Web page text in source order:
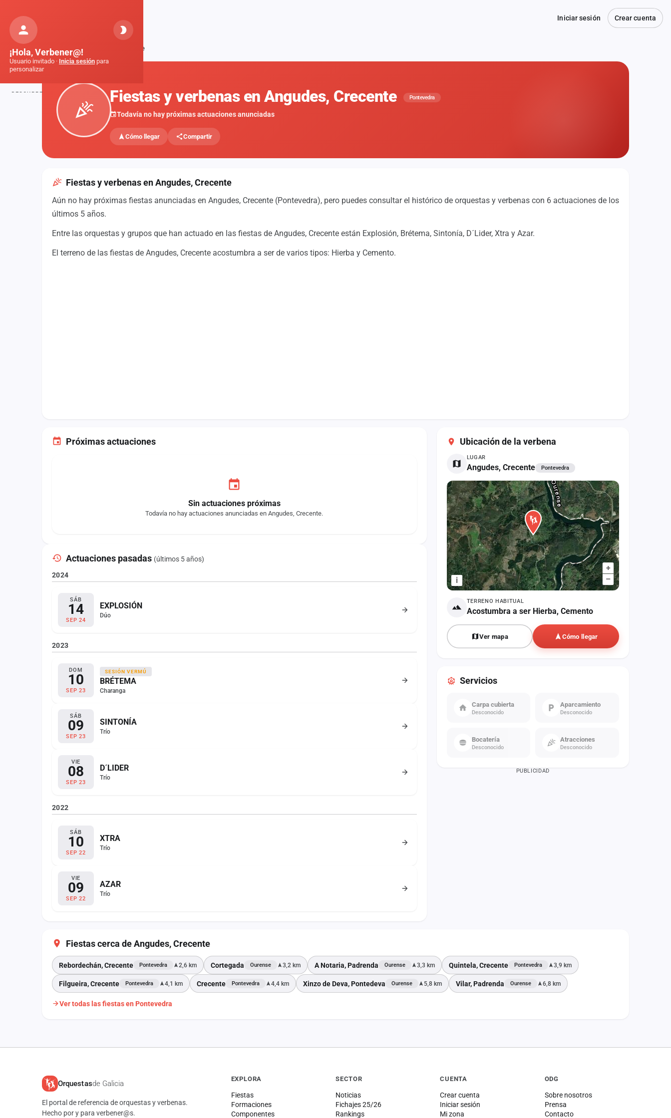
Iniciar sesión Crear cuenta
Inicio Fiestas Angudes, Crecente
Fiestas y verbenas en Angudes, Crecente Pontevedra
Todavía no hay próximas actuaciones anunciadas
Cómo llegar Compartir
Fiestas y verbenas en Angudes, Crecente
Aún no hay próximas fiestas anunciadas en Angudes, Crecente (Pontevedra), pero puedes consultar el histórico de orquestas y verbenas con 6 actuaciones de los
últimos 5 años.
Entre las orquestas y grupos que han actuado en las fiestas de Angudes, Crecente están Explosión, Brétema, Sintonía, D´Lider, Xtra y Azar.
El terreno de las fiestas de Angudes, Crecente acostumbra a ser de varios tipos: Hierba y Cemento.
Próximas actuaciones
Sin actuaciones próximas
Todavía no hay actuaciones anunciadas en Angudes, Crecente.
Actuaciones pasadas (últimos 5 años)
2024
SÁB
14
SEP 24
EXPLOSIÓN
Dúo
2023
DOM
10
SEP 23
SESIÓN VERMÚ
BRÉTEMA
Charanga
SÁB
09
SEP 23
SINTONÍA
Trío
VIE
08
SEP 23
D´LIDER
Trío
2022
SÁB
10
SEP 22
XTRA
Trío
VIE
09
SEP 22
AZAR
Trío
Ubicación de la verbena
LUGAR
Angudes, Crecente Pontevedra
+
–
i
TERRENO HABITUAL
Acostumbra a ser Hierba, Cemento
Ver mapa Cómo llegar
Servicios
Carpa cubierta
Desconocido
Aparcamiento
Desconocido
Bocatería
Desconocido
Atracciones
Desconocido
PUBLICIDAD
Fiestas cerca de Angudes, Crecente
Rebordechán, Crecente Pontevedra 2,6 km Cortegada Ourense 3,2 km A Notaria, Padrenda Ourense 3,3 km Quintela, Crecente Pontevedra 3,9 km
Filgueira, Crecente Pontevedra 4,1 km Crecente Pontevedra 4,4 km Xinzo de Deva, Pontedeva Ourense 5,8 km Vilar, Padrenda Ourense 6,8 km
Ver todas las fiestas en Pontevedra
Orquestasde Galicia
El portal de referencia de orquestas y verbenas.
Hecho por y para verbener@s.
EXPLORA
Fiestas
Formaciones
Componentes
SECTOR
Noticias
Fichajes 25/26
Rankings
CUENTA
Crear cuenta
Iniciar sesión
Mi zona
ODG
Sobre nosotros
Prensa
Contacto
¡Hola, Verbener@!
Usuario invitado · Inicia sesión para
personalizar
DESCUBRE
Formaciones
Componentes